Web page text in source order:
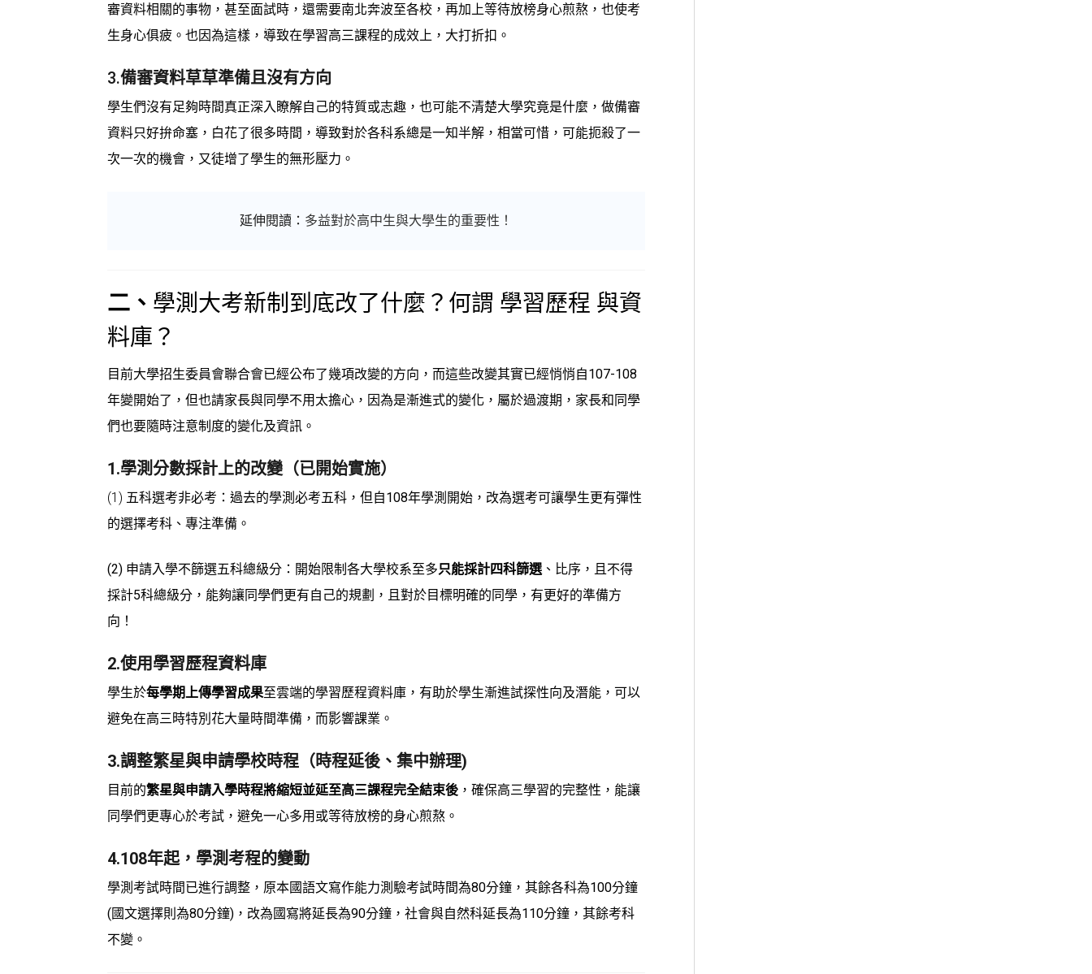
審資料相關的事物，甚至面試時，還需要南北奔波至各校，再加上等待放榜身心煎熬，也使考
生身心俱疲。也因為這樣，導致在學習高三課程的成效上，大打折扣。
3.備審資料草草準備且沒有方向
學生們沒有足夠時間真正深入瞭解自己的特質或志趣，也可能不清楚大學究竟是什麼，做備審
資料只好拚命塞，白花了很多時間，導致對於各科系總是一知半解，相當可惜，可能扼殺了一
次一次的機會，又徒增了學生的無形壓力。
延伸閱讀： 多益對於高中生與大學生的重要性！
二、 學測大考新制到底改了什麼？何謂 學習歷程 與資
料庫？
目前大學招生委員會聯合會已經公布了幾項改變的方向，而這些改變其實已經悄悄自107-108
年變開始了，但也請家長與同學不用太擔心，因為是漸進式的變化，屬於過渡期，家長和同學
們也要隨時注意制度的變化及資訊。
1.學測分數採計上的改變（已開始實施）
(1) 五科選考非必考： 過去的學測必考五科，但自108年學測開始，改為選考可讓學生更有彈性
的選擇考科、專注準備。
(2) 申請入學不篩選五科總級分： 開始限制各大學校系至多只能採計四科篩選 、比序，且不得
採計5科總級分 ，能夠讓同學們更有自己的規劃，且對於目標明確的同學，有更好的準備方
向！
2.使用學習歷程資料庫
學生於每學期上傳學習成果至雲端的學習歷程資料庫，有助於學生漸進試探性向及潛能，可以
避免在高三時特別花大量時間準備，而影響課業。
3.調整繁星與申請學校時程（時程延後、集中辦理)
目前的繁星與申請入學時程將縮短並延至高三課程完全結束後 ，確保高三學習的完整性，能讓
同學們更專心於考試，避免一心多用或等待放榜的身心煎熬。
4.108年起，學測考程的變動
學測考試時間已進行調整，原本國語文寫作能力測驗考試時間為80分鐘，其餘各科為100分鐘
(國文選擇則為80分鐘)，改為國寫將延長為90分鐘，社會與自然科延長為110分鐘，其餘考科
不變。